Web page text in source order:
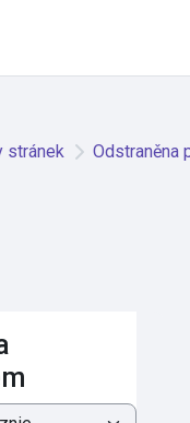
stránek Odstraněna